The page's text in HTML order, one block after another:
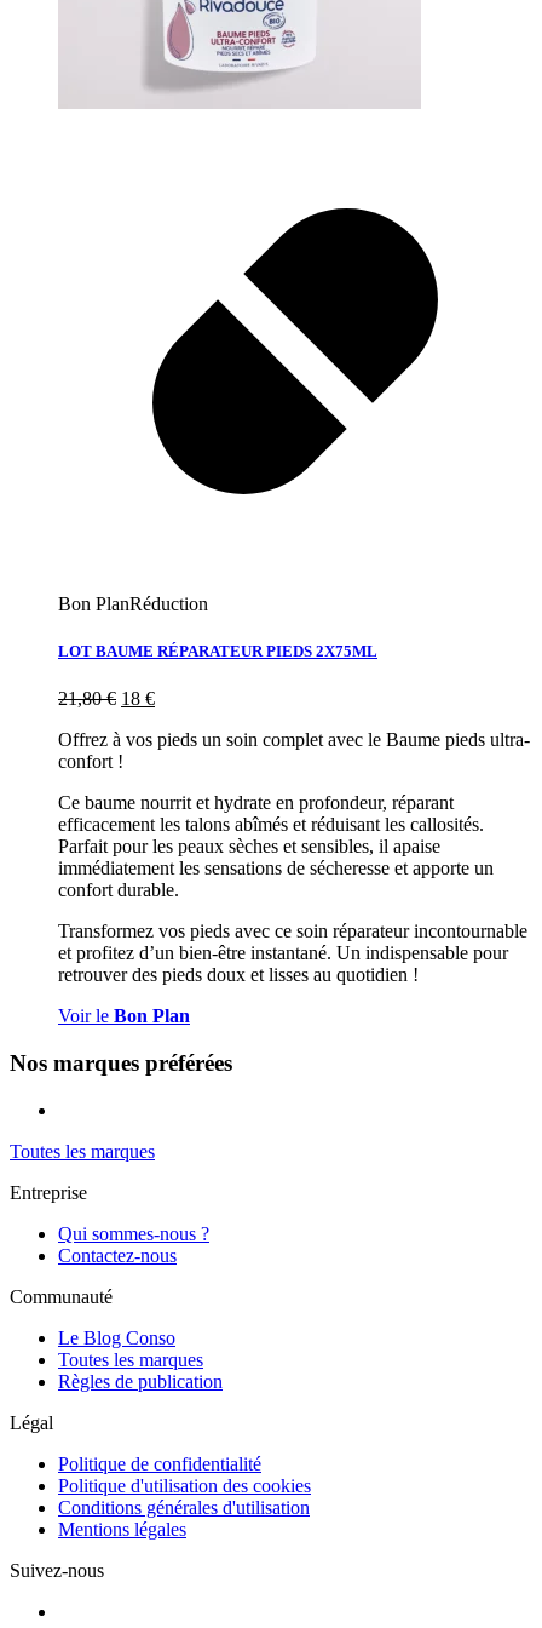
Bon PlanRéduction
LOT BAUME RÉPARATEUR PIEDS 2X75ML
21,80€ 18 €
Offrez à vos pieds un soin complet avec le Baume pieds ultra-
confort !
Ce baume nourrit et hydrate en profondeur, réparant
efficacement les talons abîmés et réduisant les callosités.
Parfait pour les peaux sèches et sensibles, il apaise
immédiatement les sensations de sécheresse et apporte un
confort durable.
Transformez vos pieds avec ce soin réparateur incontournable
et profitez d’un bien-être instantané. Un indispensable pour
retrouver des pieds doux et lisses au quotidien !
Voir le Bon Plan
Nos marques préférées
Toutes les marques
Entreprise
Qui sommes-nous ?
Contactez-nous
Communauté
Le Blog Conso
Toutes les marques
Règles de publication
Légal
Politique de confidentialité
Politique d'utilisation des cookies
Conditions générales d'utilisation
Mentions légales
Suivez-nous